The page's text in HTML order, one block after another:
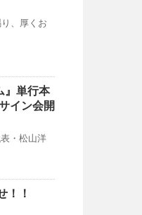
、厚くお
』単行本
イン会開
・松山洋
！！